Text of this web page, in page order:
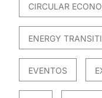
CIRCULAR
ENERGY
EVENTOS